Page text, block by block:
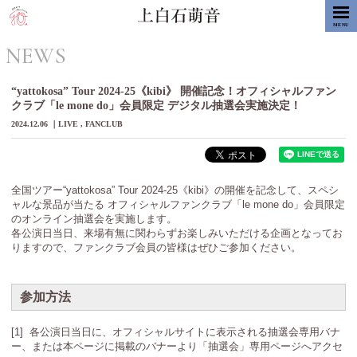
MENU
NEWS
“yattokosa” Tour 2024-25《kibi》 開催記念！オフィシャルファン
クラブ「le mone do」会員限定 デジタル抽選会実施決定！
2024.12.06 LIVE FANCLUB
全国ツアー“yattokosa” Tour 2024-25《kibi》の開催を記念して、スペシ
ャルな景品が当たる オフィシャルファンクラブ「le mone do」会員限定
のオンライン抽選会を実施します。
各公演日当日、来場有無に関わらずお楽しみいただける企画となってお
りますので、ファンクラブ会員の皆様はぜひご参加ください。
参加方法
[1] 各公演日当日に、オフィシャルサイトに表示される抽選会専用バナ
ー、または本ページに掲載のバナーより「抽選会」専用ページへアクセ